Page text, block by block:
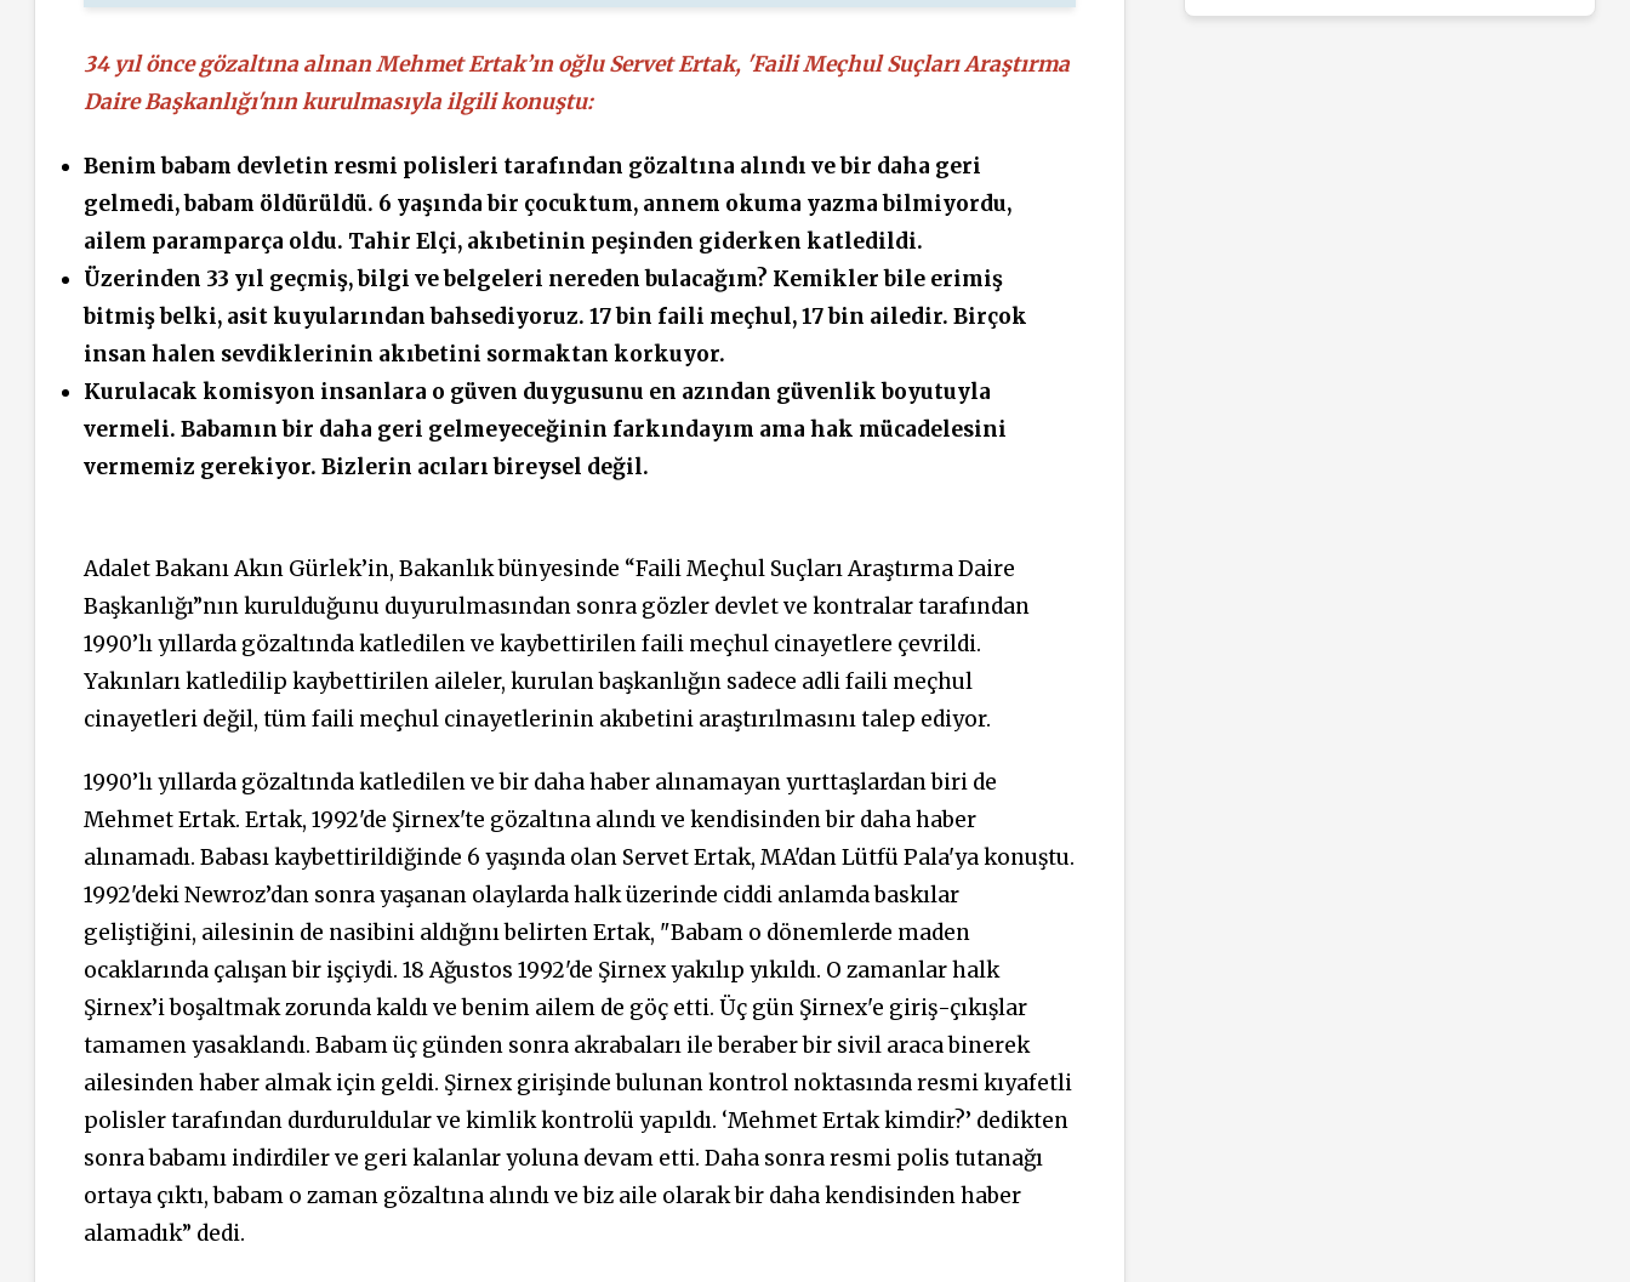
34 yıl önce gözaltına alınan Mehmet Ertak’ın oğlu Servet Ertak, 'Faili Meçhul Suçları Araştırma
Daire Başkanlığı'nın kurulmasıyla ilgili konuştu:
Benim babam devletin resmi polisleri tarafından gözaltına alındı ve bir daha geri
gelmedi, babam öldürüldü. 6 yaşında bir çocuktum, annem okuma yazma bilmiyordu,
ailem paramparça oldu. Tahir Elçi, akıbetinin peşinden giderken katledildi.
Üzerinden 33 yıl geçmiş, bilgi ve belgeleri nereden bulacağım? Kemikler bile erimiş
bitmiş belki, asit kuyularından bahsediyoruz. 17 bin faili meçhul, 17 bin ailedir. Birçok
insan halen sevdiklerinin akıbetini sormaktan korkuyor.
Kurulacak komisyon insanlara o güven duygusunu en azından güvenlik boyutuyla
vermeli. Babamın bir daha geri gelmeyeceğinin farkındayım ama hak mücadelesini
vermemiz gerekiyor. Bizlerin acıları bireysel değil.
Adalet Bakanı Akın Gürlek’in, Bakanlık bünyesinde “Faili Meçhul Suçları Araştırma Daire
Başkanlığı”nın kurulduğunu duyurulmasından sonra gözler devlet ve kontralar tarafından
1990’lı yıllarda gözaltında katledilen ve kaybettirilen faili meçhul cinayetlere çevrildi.
Yakınları katledilip kaybettirilen aileler, kurulan başkanlığın sadece adli faili meçhul
cinayetleri değil, tüm faili meçhul cinayetlerinin akıbetini araştırılmasını talep ediyor.
1990’lı yıllarda gözaltında katledilen ve bir daha haber alınamayan yurttaşlardan biri de
Mehmet Ertak. Ertak, 1992'de Şirnex'te gözaltına alındı ve kendisinden bir daha haber
alınamadı. Babası kaybettirildiğinde 6 yaşında olan Servet Ertak, MA'dan Lütfü Pala'ya konuştu.
1992'deki Newroz’dan sonra yaşanan olaylarda halk üzerinde ciddi anlamda baskılar
geliştiğini, ailesinin de nasibini aldığını belirten Ertak, "Babam o dönemlerde maden
ocaklarında çalışan bir işçiydi. 18 Ağustos 1992'de Şirnex yakılıp yıkıldı. O zamanlar halk
Şirnex’i boşaltmak zorunda kaldı ve benim ailem de göç etti. Üç gün Şirnex'e giriş-çıkışlar
tamamen yasaklandı. Babam üç günden sonra akrabaları ile beraber bir sivil araca binerek
ailesinden haber almak için geldi. Şirnex girişinde bulunan kontrol noktasında resmi kıyafetli
polisler tarafından durduruldular ve kimlik kontrolü yapıldı. ‘Mehmet Ertak kimdir?’ dedikten
sonra babamı indirdiler ve geri kalanlar yoluna devam etti. Daha sonra resmi polis tutanağı
ortaya çıktı, babam o zaman gözaltına alındı ve biz aile olarak bir daha kendisinden haber
alamadık” dedi.